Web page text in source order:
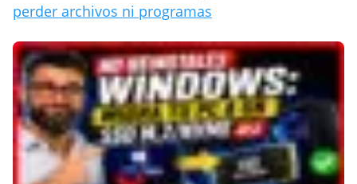
perder archivos ni programas